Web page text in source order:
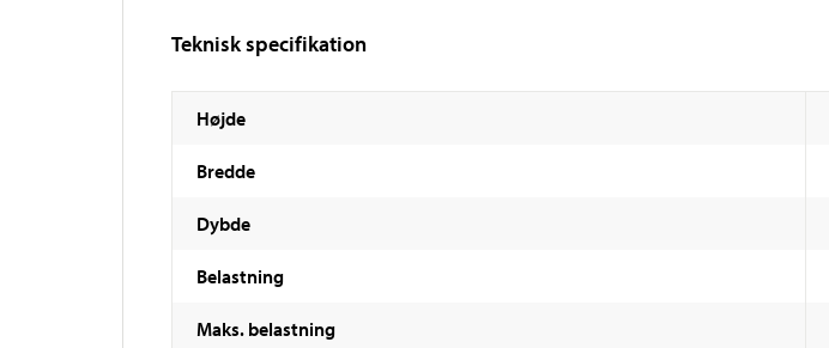
Teknisk specifikation
Højde
Bredde
Dybde
Belastning
Maks. belastning